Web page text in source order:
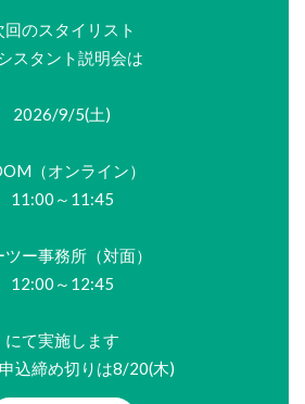
回のスタイリスト
スタント説明会は
2026/9/5(土)
（オンライン）
11:00～11:45
ツー事務所（対面）
12:00～12:45
にて実施します
込締め切りは8/20(木)